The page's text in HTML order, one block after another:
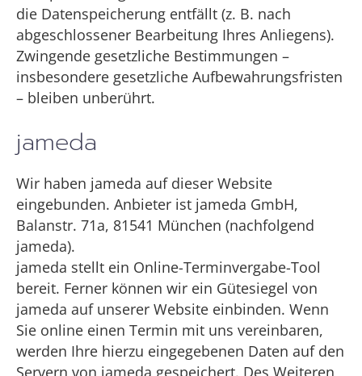
die Datenspeicherung entfällt (z. B. nach
abgeschlossener Bearbeitung Ihres Anliegens).
Zwingende gesetzliche Bestimmungen –
insbesondere gesetzliche Aufbewahrungsfristen
– bleiben unberührt.
jameda
Wir haben jameda auf dieser Website
eingebunden. Anbieter ist jameda GmbH,
Balanstr. 71a, 81541 München (nachfolgend
jameda).
jameda stellt ein Online-Terminvergabe-Tool
bereit. Ferner können wir ein Gütesiegel von
jameda auf unserer Website einbinden. Wenn
Sie online einen Termin mit uns vereinbaren,
werden Ihre hierzu eingegebenen Daten auf den
Servern von jameda gespeichert. Des Weiteren